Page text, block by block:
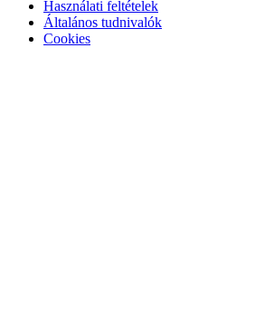
Használati feltételek
Általános tudnivalók
Cookies